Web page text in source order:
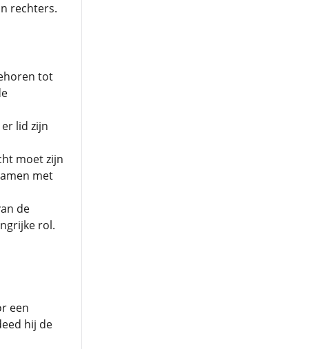
rechters.
tot
lid zijn
moet zijn
met
de
rol.
een
hij de